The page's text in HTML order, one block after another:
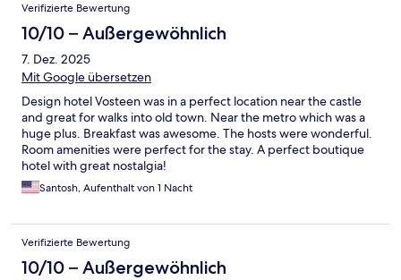
Verifizierte Bewertung
10/10 – Außergewöhnlich
7. Dez. 2025
Mit Google übersetzen
Design hotel Vosteen was in a perfect location near the castle
and great for walks into old town. Near the metro which was a
huge plus. Breakfast was awesome. The hosts were wonderful.
Room amenities were perfect for the stay. A perfect boutique
hotel with great nostalgia!
Santosh, Aufenthalt von 1 Nacht
Verifizierte Bewertung
10/10 – Außergewöhnlich